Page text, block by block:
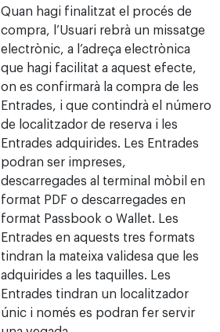
Quan hagi finalitzat el procés de
compra, l’Usuari rebrà un missatge
electrònic, a l’adreça electrònica
que hagi facilitat a aquest efecte,
on es confirmarà la compra de les
Entrades, i que contindrà el número
de localitzador de reserva i les
Entrades adquirides. Les Entrades
podran ser impreses,
descarregades al terminal mòbil en
format PDF o descarregades en
format Passbook o Wallet. Les
Entrades en aquests tres formats
tindran la mateixa validesa que les
adquirides a les taquilles. Les
Entrades tindran un localitzador
únic i només es podran fer servir